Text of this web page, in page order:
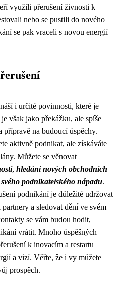
využili přerušení živnosti k
nebo se pustili do nového
se pak vraceli s novou energií
i určité povinnosti, které je
však jako překážku, ale spíše
na budoucí úspěchy.
aktivně podnikat, ale získáváte
Můžete se věnovat
, hledání nových obchodních
podnikatelského nápadu.
podnikání je důležité udržovat
a sledovat dění ve svém
se vám budou hodit,
vrátit. Mnoho úspěšných
k inovacím a restartu
a vizí. Věřte, že i vy můžete
prospěch.